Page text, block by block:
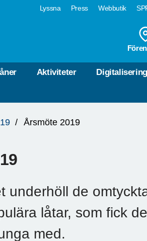
Lyssna Press Webbutik
Aktiviteter Digitalisering
Årsmöte 2019
underhöll de
låtar, som fick
med.